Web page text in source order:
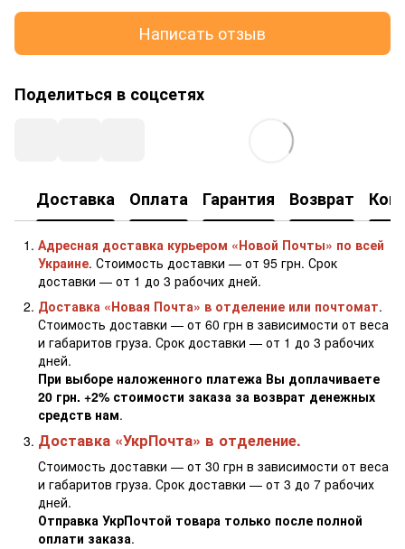
Написать отзыв
Поделиться в соцсетях
Доставка Оплата Гарантия Возврат
Адресная доставка курьером «Новой Почты» по всей
Украине. Стоимость доставки — от 95 грн. Срок
доставки — от 1 до 3 рабочих дней.
Доставка «Новая Почта» в отделение или почтомат.
Стоимость доставки — от 60 грн в зависимости от веса
и габаритов груза. Срок доставки — от 1 до 3 рабочих
дней.
При выборе наложенного платежа Вы доплачиваете
20 грн. +2% стоимости заказа за возврат денежных
средств нам.
Доставка «УкрПочта» в отделение.
Стоимость доставки — от 30 грн в зависимости от веса
и габаритов груза. Срок доставки — от 3 до 7 рабочих
дней.
Отправка УкрПочтой товара только после полной
оплати заказа.